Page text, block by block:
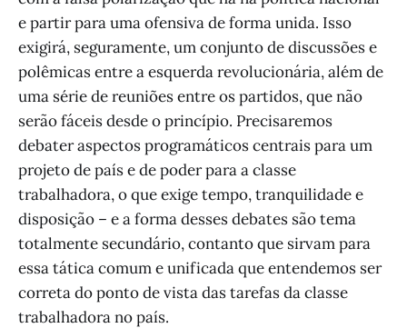
e partir para uma ofensiva de forma unida. Isso
exigirá, seguramente, um conjunto de discussões e
polêmicas entre a esquerda revolucionária, além de
uma série de reuniões entre os partidos, que não
serão fáceis desde o princípio. Precisaremos
debater aspectos programáticos centrais para um
projeto de país e de poder para a classe
trabalhadora, o que exige tempo, tranquilidade e
disposição – e a forma desses debates são tema
totalmente secundário, contanto que sirvam para
essa tática comum e unificada que entendemos ser
correta do ponto de vista das tarefas da classe
trabalhadora no país.